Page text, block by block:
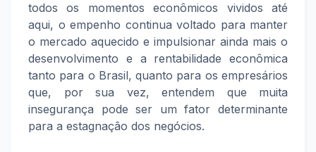
todos os momentos econômicos vividos até
aqui, o empenho continua voltado para manter
o mercado aquecido e impulsionar ainda mais o
desenvolvimento e a rentabilidade econômica
tanto para o Brasil, quanto para os empresários
que, por sua vez, entendem que muita
insegurança pode ser um fator determinante
para a estagnação dos negócios.